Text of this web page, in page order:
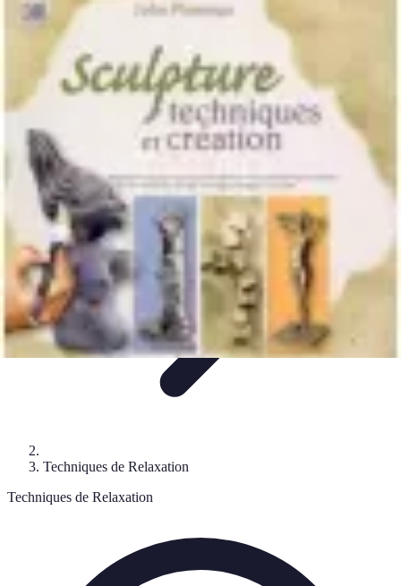
Solutions Insomnie
Méthodes Naturelles
Méditation et
Plantes Médicinales
Solutions Insomnie
Techniques de Relaxation
Techniques de Relaxation